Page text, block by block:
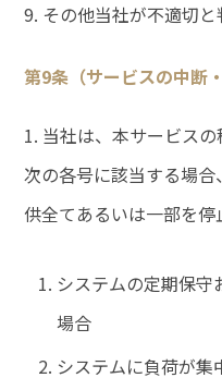
9. その他当社が不適切と
第9条（サービスの中断
1. 当社は、本サービスの
次の各号に該当する場
供全てあるいは一部を停
システムの定期保
場合
システムに負荷が集